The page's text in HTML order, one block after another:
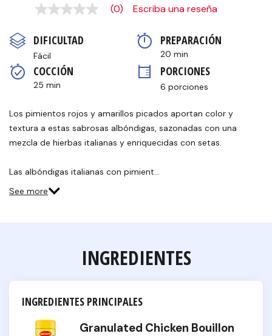
Sin
en
la
misma
página.
(0) Escriba una reseña
DIFICULTAD
Fácil
PREPARACIÓN
20 min
COCCIÓN
25 min
PORCIONES
6 porciones
Los pimientos rojos y amarillos picados aportan color y
textura a estas sabrosas albóndigas, sazonadas con una
mezcla de hierbas italianas y enriquecidas con setas.
Las albóndigas italianas con pimient…
See more
INGREDIENTES
INGREDIENTES PRINCIPALES
Granulated Chicken Bouillon